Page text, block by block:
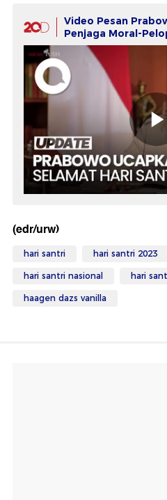
Video Pesan
Penjaga Moral-
(edr/urw)
hari santri hari santri 2023
hari santri nasional hari
haagen dazs vanilla